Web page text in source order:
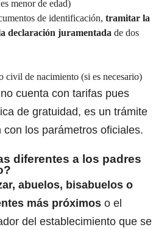
menor de edad)
de identificación, tramitar la
declaración juramentada de dos
civil de nacimiento (si es necesario)
cuenta con tarifas pues
de gratuidad, es un trámite
los parámetros oficiales.
diferentes a los padres
abuelos, bisabuelos o
más próximos o el
del establecimiento que se